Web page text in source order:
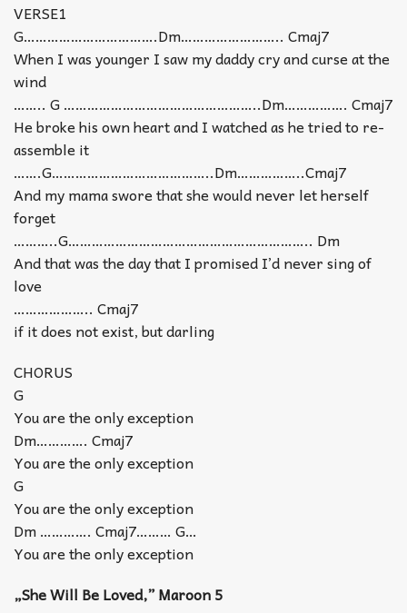
VERSE1
G…………………………….Dm…………………….. Cmaj7
When I was younger I saw my daddy cry and curse at the
wind
…….. G …………………………………………..Dm……………. Cmaj7
He broke his own heart and I watched as he tried to re-
assemble it
…….G…………………………………..Dm……………..Cmaj7
And my mama swore that she would never let herself
forget
………..G…………………………………………………….. Dm
And that was the day that I promised I’d never sing of
love
……………….. Cmaj7
if it does not exist, but darling
CHORUS
G
You are the only exception
Dm…………. Cmaj7
You are the only exception
G
You are the only exception
Dm …………. Cmaj7……… G…
You are the only exception
„She Will Be Loved,” Maroon 5